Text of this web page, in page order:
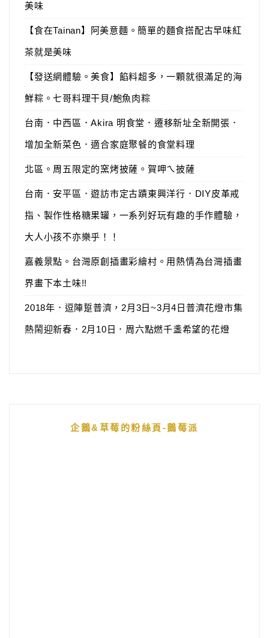
美味
【食在Tainan】阿美意麵。簡單的麵食搭配古早味紅
茶就是美味
【發送網體驗。美食】餡料超多，一顆就很滿足的海
鮮粽。七哥料理干貝/鮑魚肉粽
台南．中西區．Akira 明食堂．遷移新址全新開張．
增加全新菜色．適合家庭聚餐的食堂料理
北區。周五限定的窯烤披薩。賀呷ㄟ披薩
台南．安平區．遊訪市定古蹟東興洋行．DIY皮革戒
指、製作性格糖果罐，一系列好玩有趣的手作體驗，
大人小孩不亦樂乎！！
嘉義景點。台灣原創插畫彩繪村。用熱情為台灣插畫
界畫下本土味!!
2018年．逗陣踅普濟，2月3日~3月4日普濟花燈市集
熱鬧迎新春．2月10日．周六點燃千盞希望的花燈
企鵝&草莓的粉絲頁-鵝莓派